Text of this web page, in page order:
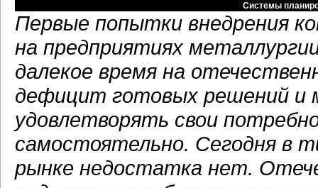
Системы
Первые попытки внедрения
на предприятиях
далекое время на
дефицит готовых решений и
удовлетворять свои
самостоятельно. Сегодня в
рынке недостатка нет.